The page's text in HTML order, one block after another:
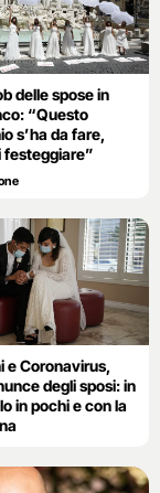
delle spose in
“Questo
s’ha da fare,
e Coronavirus,
degli sposi: in
in pochi e con la